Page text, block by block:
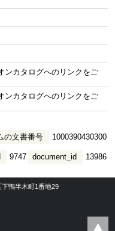
ンカタログへのリンクをご
ンカタログへのリンクをご
の文書番号 1000390430300
document_id 13986
9747
鴨半木町1番地29